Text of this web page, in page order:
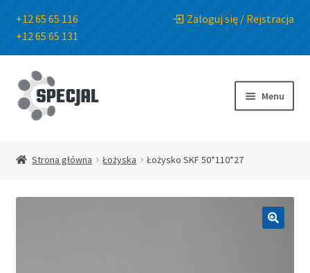
+12 65 65 116
+12 65 65 131
Zaloguj się / Rejstracja
Przejdź
do
nawigacji
Przejdź
do
treści
Menu
Strona główna Łożyska Łożysko SKF 50*110*27